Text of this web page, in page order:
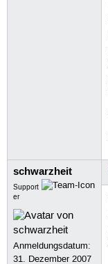
schwarzheit
Support
er
Anmeldungsdatum:
31. Dezember 2007